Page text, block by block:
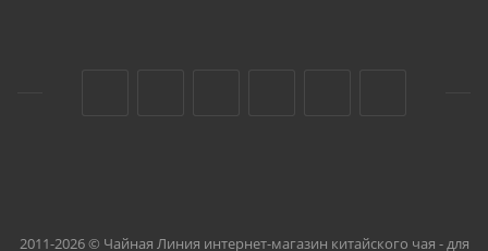
2011-2026 © Чайная Линия интернет-магазин китайского чая - для